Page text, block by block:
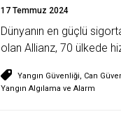
17 Temmuz 2024
Dünyanın en güçlü
olan Allianz, 70 ülkede
Yangın Güvenliği, Can
Yangın Algılama ve Alarm